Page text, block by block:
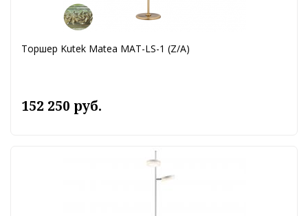
Торшер Kutek Matea MAT-LS-1 (Z/A)
152 250 руб.